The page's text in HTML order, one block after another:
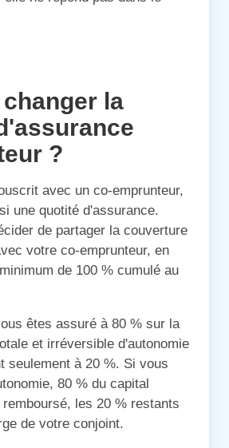
la
?
avec un co-emprunteur,
une quotité d'assurance.
de partager la couverture
votre co-emprunteur, en
de 100 % cumulé au
êtes assuré à 80 % sur la
et irréversible d'autonomie
seulement à 20 %. Si vous
80 % du capital
les 20 % restants
de votre conjoint.